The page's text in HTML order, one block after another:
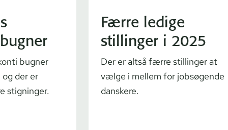
bugner
og der er
stigninger.
Færre ledige
stillinger i 2025
Der er altså færre stillinger at
vælge i mellem for jobsøgende
danskere.